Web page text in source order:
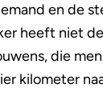
en de
heeft niet
die
kilometer